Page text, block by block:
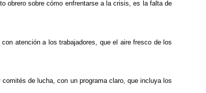
obrero sobre cómo enfrentarse a la crisis, es la falta de
atención a los trabajadores, que el aire fresco de los
de lucha, con un programa claro, que incluya los